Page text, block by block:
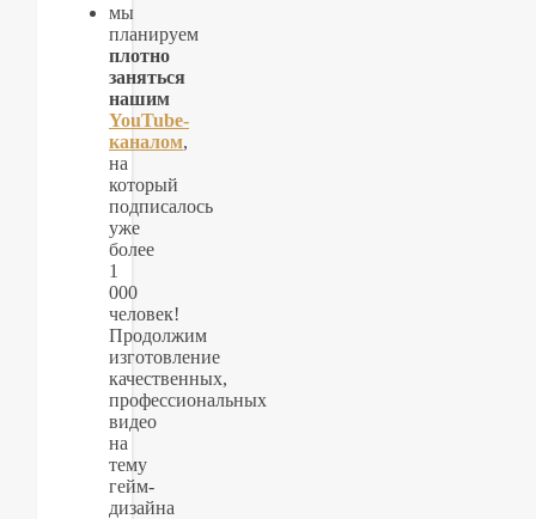
мы
планируем
плотно
заняться
нашим
YouTube-
каналом,
на
который
подписалось
уже
более
1
000
человек!
Продолжим
изготовление
качественных,
профессиональных
видео
на
тему
гейм-
дизайна